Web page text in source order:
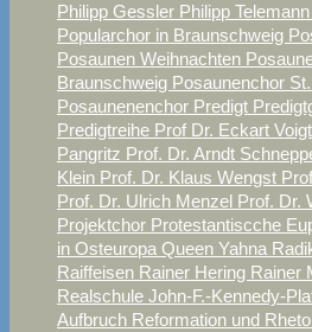
Philipp Gessler Philipp Telemann
Popularchor in Braunschweig
Posaunen Weihnachten
Braunschweig Posaunenchor
Posaunenenchor Predigt
Predigtreihe Prof Dr. Eckart
Pangritz Prof. Dr. Arndt
Klein Prof. Dr. Klaus Wengst
Prof. Dr. Ulrich Menzel Prof. Dr.
Projektchor Protestantiscche
in Osteuropa Queen Yahna
Raiffeisen Rainer Hering Rainer
Realschule John-F.-Kennedy-
Aufbruch Reformation und